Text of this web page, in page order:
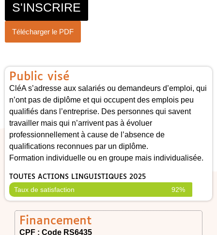
S'INSCRIRE
Télécharger le PDF
Public visé
CléA s’adresse aux salariés ou demandeurs d’emploi, qui
n’ont pas de diplôme et qui occupent des emplois peu
qualifiés dans l’entreprise. Des personnes qui savent
travailler mais qui n’arrivent pas à évoluer
professionnellement à cause de l’absence de
qualifications reconnues par un diplôme.
Formation individuelle ou en groupe mais individualisée.
TOUTES ACTIONS LINGUISTIQUES 2025
Taux de satisfaction 92%
Financement
CPF : Code RS6435